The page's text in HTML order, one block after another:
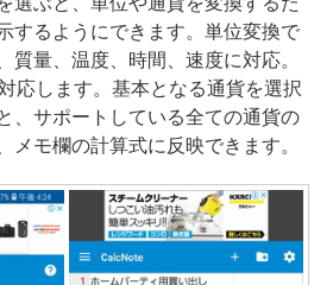
するようにできます。単位変換で
質量、温度、時間、速度に対応。
応します。基本となる通貨を選択
、サポートしている全ての通貨の
メモ欄の計算式に反映できます。